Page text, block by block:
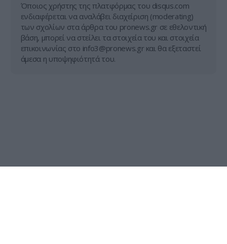
Όποιος χρήστης της πλατφόρμας του disqus.com
ενδιαφέρεται να αναλάβει διαχείριση (moderating)
των σχολίων στα άρθρα του pronews.gr σε εθελοντική
βάση, μπορεί να στείλει τα στοιχεία του και στοιχεία
επικοινωνίας στο info3@pronews.gr και θα εξεταστεί
άμεσα η υποψηφιότητά του.